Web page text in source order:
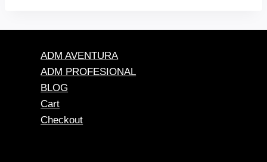
ADM AVENTURA
ADM PROFESIONAL
BLOG
Cart
Checkout